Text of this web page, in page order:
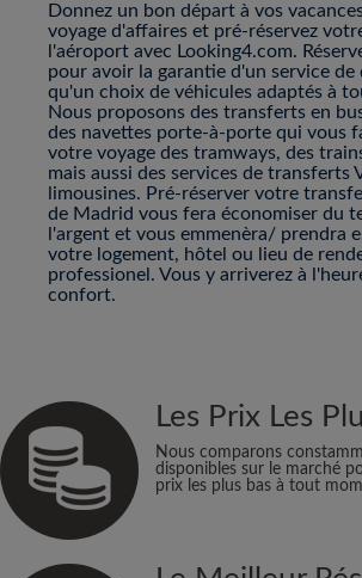
Donnez un bon départ à vos
voyage d'affaires et pré-réservez
l'aéroport avec Looking4.com.
pour avoir la garantie d'un service de
qu'un choix de véhicules adaptés à
Nous proposons des transferts en
des navettes porte-à-porte qui vous
votre voyage des tramways, des
mais aussi des services de transferts
limousines. Pré-réserver votre
de Madrid vous fera économiser du
l'argent et vous emmenèra/ prendra
votre logement, hôtel ou lieu de
professionel. Vous y arriverez à
confort.
Les Prix Les
Nous comparons
disponibles sur le marché
prix les plus bas à tout